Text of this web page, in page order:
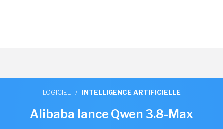
LOGICIEL / INTELLIGENCE ARTIFICIELLE
Alibaba lance Qwen 3.8-Max